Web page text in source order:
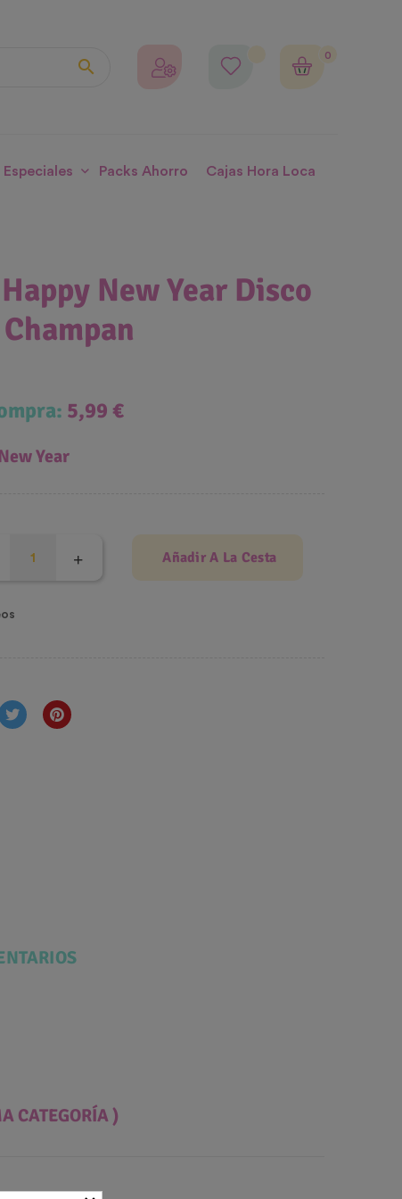

0
Packs Ahorro Cajas Hora Loca
New Year Disco
5,99 €
Year
Añadir A La Cesta
CATEGORÍA )